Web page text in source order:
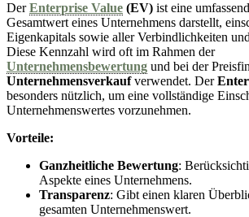
DerEnterprise Value (EV) ist eine
Gesamtwert eines Unternehmens darstellt,
Eigenkapitals sowie aller Verbindlichkeiten
Diese Kennzahl wird oft im Rahmen der
Unternehmensbewertung und bei der
Unternehmensverkaufverwendet. Der
besonders nützlich, um eine vollständige
Unternehmenswertes vorzunehmen.
Vorteile:
Ganzheitliche Bewertung:
Aspekte eines Unternehmens.
Transparenz: Gibt einen klaren
gesamten Unternehmenswert.